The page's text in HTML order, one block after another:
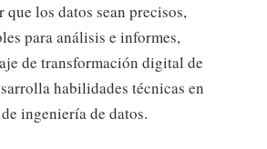
que los datos sean precisos,
para análisis e informes,
de transformación digital de
habilidades técnicas en
ingeniería de datos.